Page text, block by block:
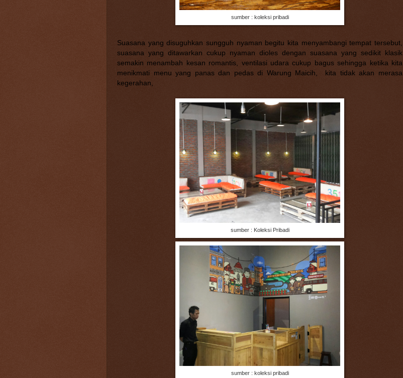
sumber : koleksi pribadi
Suasana yang disuguhkan sungguh nyaman begitu kita menyambangi tempat tersebut,
suasana yang ditawarkan cukup nyaman dioles dengan suasana yang sedikit klasik
semakin menambah kesan romantis, ventilasi udara cukup bagus sehingga ketika kita
menikmati menu yang panas dan pedas di Warung Maicih, kita tidak akan merasa
kegerahan,
sumber : Koleksi Pribadi
sumber : koleksi pribadi